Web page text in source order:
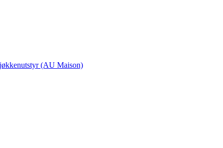
(AU Maison)